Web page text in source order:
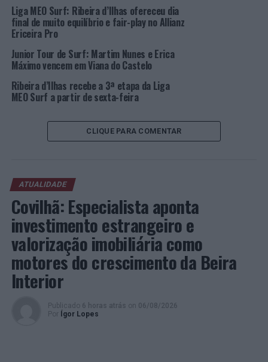
Stephanie Gilmore já tinha ficado pelo caminho.
Com acesso garantido aos oitavos de final, Teresa
regressou à água pela terceira vez apenas 40 minutos
após a repescagem, tendo pela frente, novamente,
sobrepostos já em vigor, Bonvalot até começou a
disputa por cima da adversária. Contudo, Weston-Webb
fez valer a experiência, que a levou ao vice-título
mundial em 2021 e ao 4º posto no ano passado, tendo
Apesar da derrota, que impediu a passagem aos quartos
de final, Teresa Bonvalot deixou
pontos para oranking, começando a temporada à
frente, por exemplo, de Stephanie Gilmore. A beneficiar
do estatuto de suplente do Tour, Teresa vai entrar,
novamente, em ação na segunda prova da temporada,
emSunset Beach, também no Havai, entre 12 e 23 de
fevereiro.
Depois do Havai, o circuito segue para Portugal, onde
chega no início de março. Apesar de não ter garantida
Liga MEO Surf: Ribeira d’Ilhas ofereceu dia
final de muito equilíbrio e fair-play no Allianz
Ericeira Pro
Junior Tour de Surf: Martim Nunes e Erica
Máximo vencem em Viana do Castelo
Ribeira d’Ilhas recebe a 3ª etapa da Liga
MEO Surf a partir de sexta-feira
CLIQUE PARA COMENTAR
ATUALIDADE
Covilhã: Especialista aponta
investimento estrangeiro e
valorização imobiliária como
motores do crescimento da Beira
Interior
Publicado 6 horas atrás on 06/08/2026
Por
Ígor Lopes